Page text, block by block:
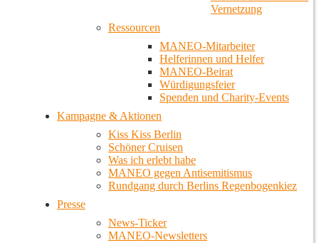
Vernetzung
Ressourcen
MANEO-Mitarbeiter
Helferinnen und Helfer
MANEO-Beirat
Würdigungsfeier
Spenden und Charity-Events
Kampagne & Aktionen
Kiss Kiss Berlin
Schöner Cruisen
Was ich erlebt habe
MANEO gegen Antisemitismus
Rundgang durch Berlins Regenbogenkiez
Presse
News-Ticker
MANEO-Newsletters